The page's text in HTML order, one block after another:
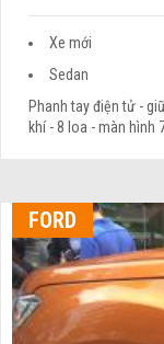
Xe mới
Sedan
Phanh tay điện tử -
khí - 8 loa - màn hình
FORD